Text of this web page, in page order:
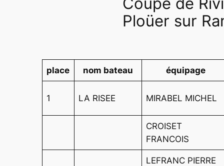
Ploüer sur
place nom bateau équipage
1 LA RISEE MIRABEL MICHEL
CROISET
FRANCOIS
LEFRANC PIERRE